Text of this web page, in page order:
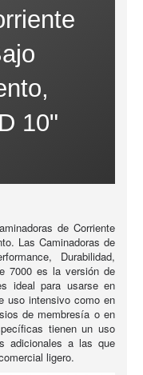
10"
de Corriente
Las Caminadoras de
Durabilidad,
7000 es la versión de
ideal para usarse en
uso intensivo como en
de membresía o en
tienen un uso
adicionales a las que
ligero.